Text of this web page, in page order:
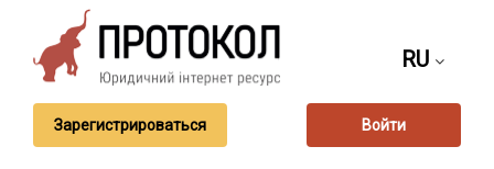
RU
Зарегистрироваться Войти